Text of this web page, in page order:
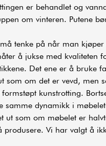
er behandlet og
om vinteren. Putene
tenke på når man
å jukse med kvaliteten
Det ene er å bruke
som om det er vevd, men
formstøpt kunstrotting.
samme dynamikk i
ut som om møbelet er
produsere. Vi har valgt å